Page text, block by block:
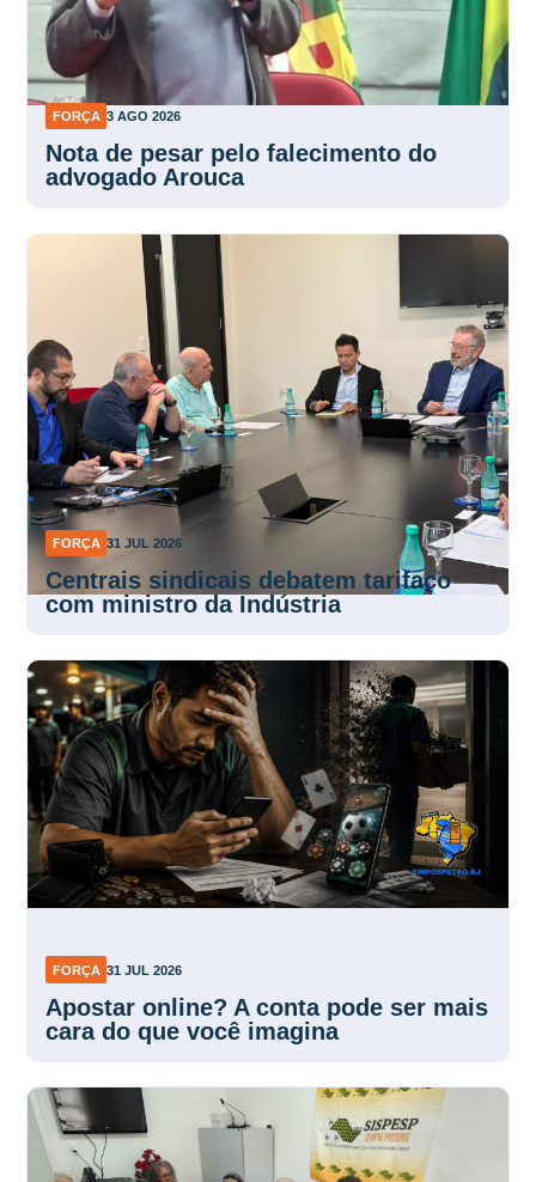
FORÇA 3 AGO 2026
Nota de pesar pelo falecimento do
advogado Arouca
FORÇA 31 JUL 2026
Centrais sindicais debatem tarifaço
com ministro da Indústria
FORÇA 31 JUL 2026
Apostar online? A conta pode ser mais
cara do que você imagina